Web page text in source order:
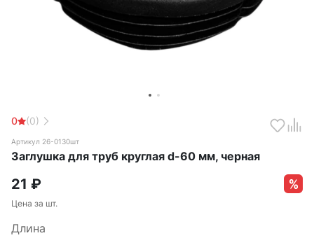
0 (0)
Артикул 26-0130шт
Заглушка для труб круглая d-60 мм, черная
21 ₽
Цена за шт.
Длина